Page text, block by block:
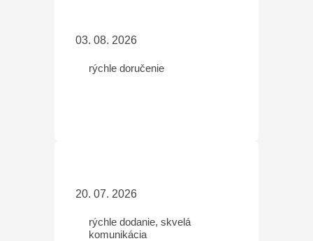
03. 08. 2026
rýchle doručenie
20. 07. 2026
rýchle dodanie, skvelá
komunikácia